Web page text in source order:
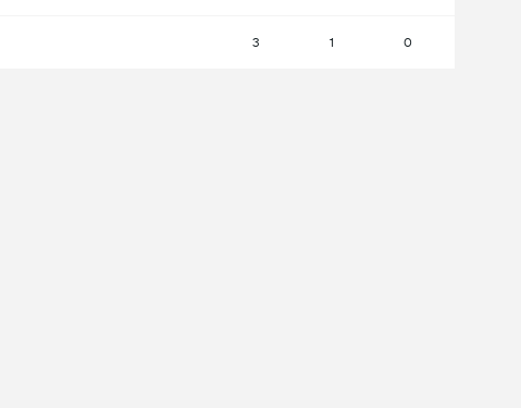
3 1 0